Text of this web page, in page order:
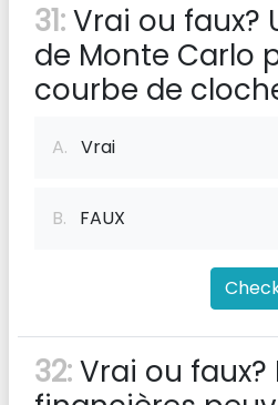
31:Vrai ou faux?
de Monte Carlo
courbe de
A. Vrai
B. FAUX
32:Vrai ou faux?